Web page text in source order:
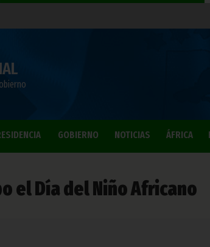
GOBIERNO NOTICIAS ÁFRICA
el Día del Niño Africano